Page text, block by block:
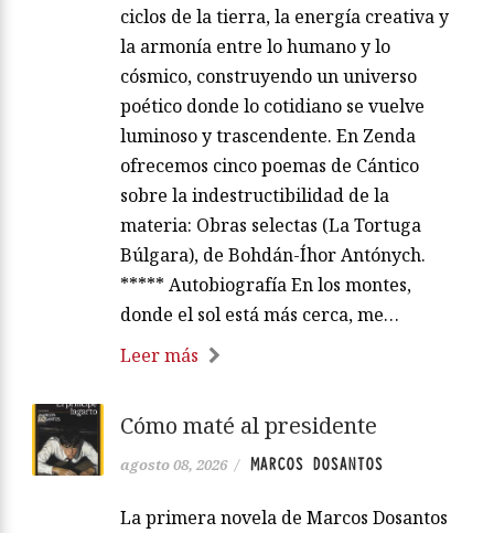
ciclos de la tierra, la energía creativa y
la armonía entre lo humano y lo
cósmico, construyendo un universo
poético donde lo cotidiano se vuelve
luminoso y trascendente. En Zenda
ofrecemos cinco poemas de Cántico
sobre la indestructibilidad de la
materia: Obras selectas (La Tortuga
Búlgara), de Bohdán-Íhor Antónych.
***** Autobiografía En los montes,
donde el sol está más cerca, me…
Leer más
Cómo maté al presidente
agosto 08, 2026 / MARCOS DOSANTOS
La primera novela de Marcos Dosantos